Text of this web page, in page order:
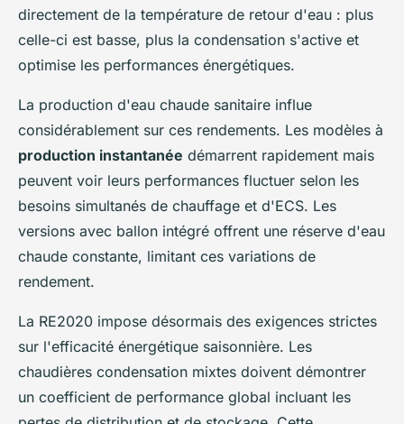
directement de la température de retour d'eau : plus
celle-ci est basse, plus la condensation s'active et
optimise les performances énergétiques.
La production d'eau chaude sanitaire influe
considérablement sur ces rendements. Les modèles à
production instantanée démarrent rapidement mais
peuvent voir leurs performances fluctuer selon les
besoins simultanés de chauffage et d'ECS. Les
versions avec ballon intégré offrent une réserve d'eau
chaude constante, limitant ces variations de
rendement.
La RE2020 impose désormais des exigences strictes
sur l'efficacité énergétique saisonnière. Les
chaudières condensation mixtes doivent démontrer
un coefficient de performance global incluant les